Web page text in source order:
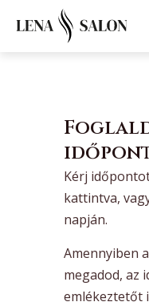
Foglald
Kérj
kattintva,
napján.
Amennyiben
megadod, az
emlékeztetőt